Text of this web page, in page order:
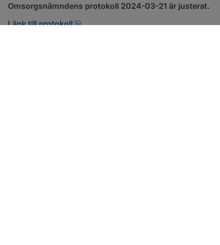
Omsorgsnämndens protokoll 2024-03-21 är justerat.
Länk till protokoll
pdf, 274.2 kB, öppnas i nytt fönster.